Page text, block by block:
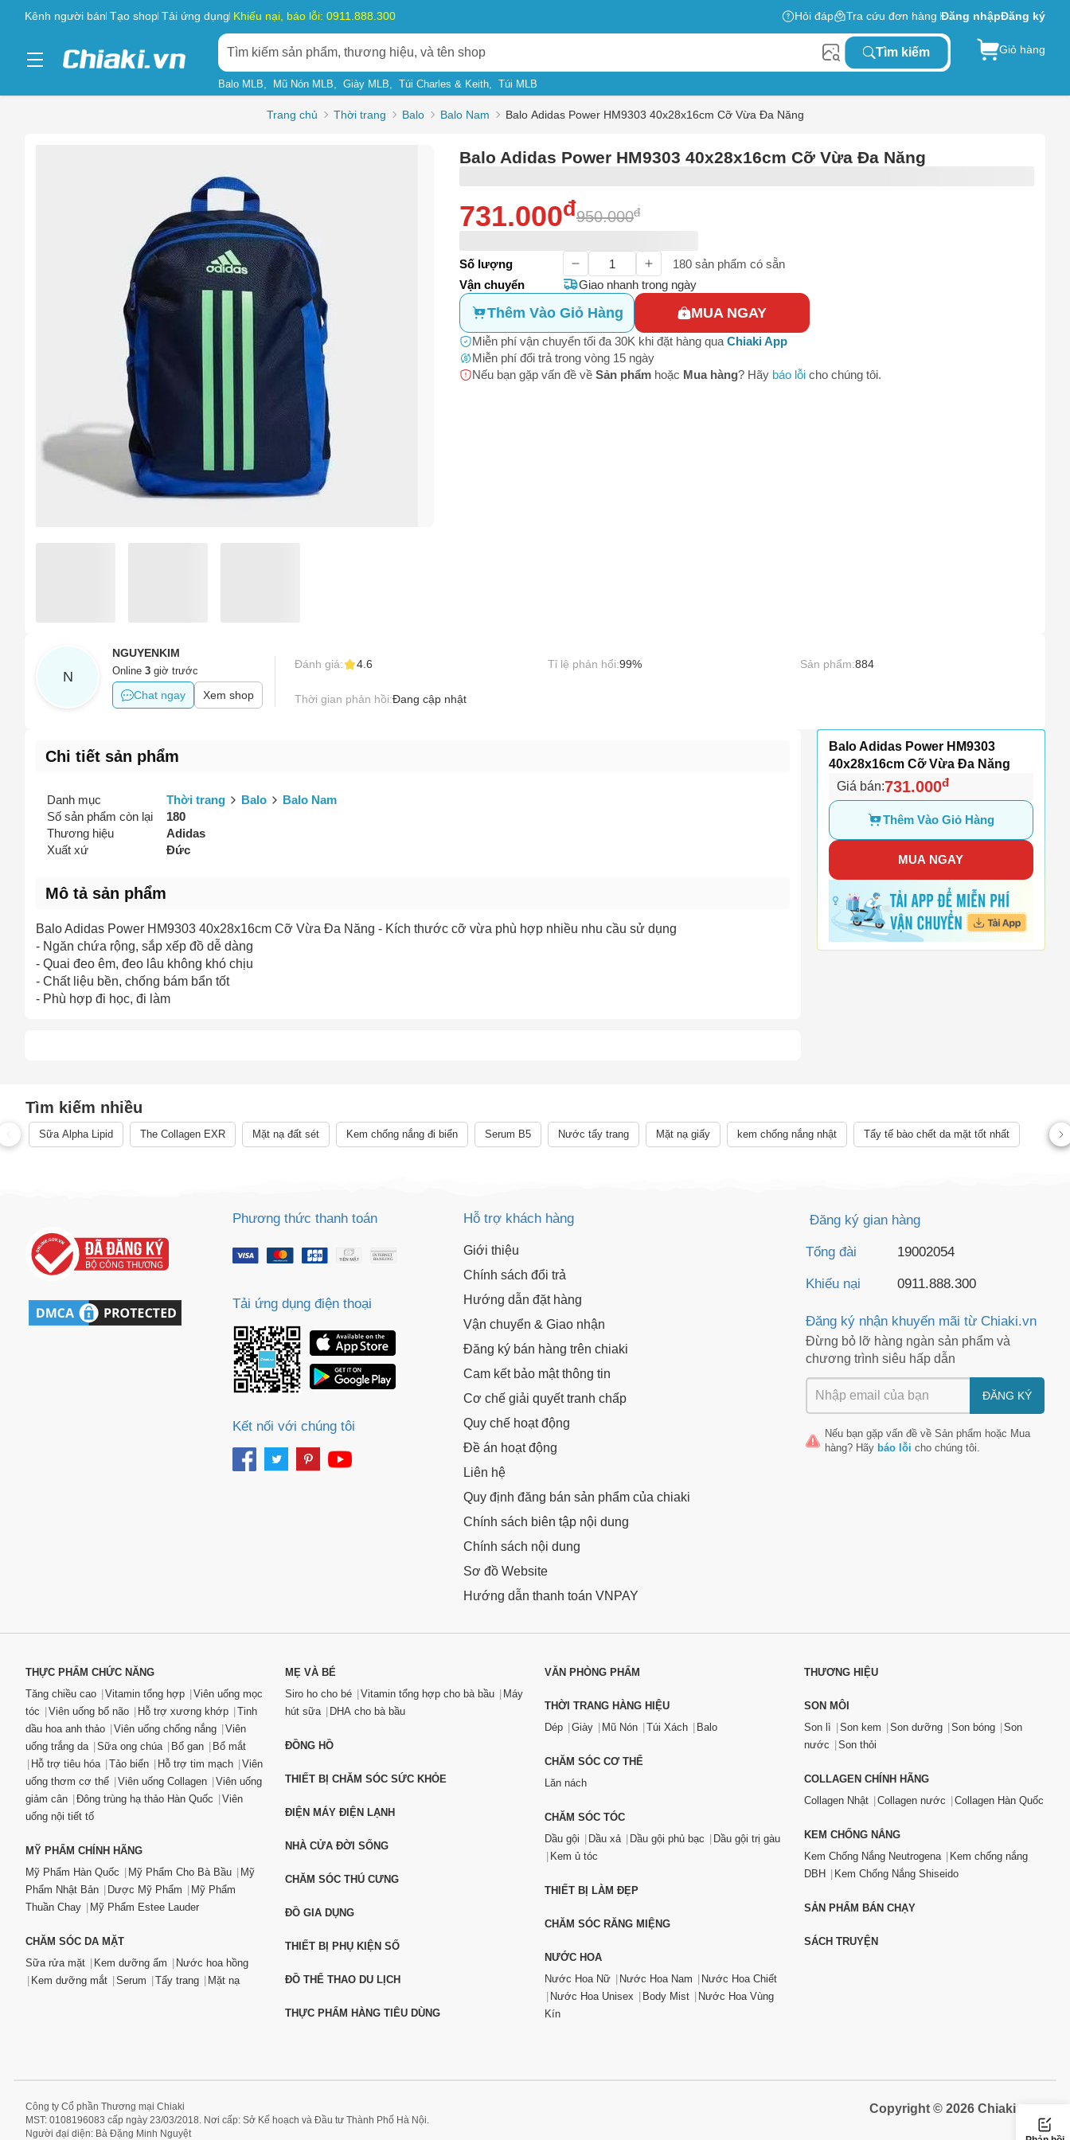
Kênh người bán Tạo shop Tải ứng dụng Khiếu nại, báo lỗi: 0911.888.300 Hỏi đáp Tra cứu đơn hàng Đăng nhậpĐăng ký
Tìm kiếm
Balo MLB Mũ Nón MLB Giày MLB Túi Charles & Keith Túi MLB
Giỏ hàng
Trang chủ Thời trang Balo Balo Nam Balo Adidas Power HM9303 40x28x16cm Cỡ Vừa Đa Năng
Balo Adidas Power HM9303 40x28x16cm Cỡ Vừa Đa Năng
731.000đ950.000đ
Số lượng 180 sản phẩm có sẵn
Vận chuyển
Giao nhanh trong ngày
Thêm Vào Giỏ Hàng MUA NGAY
Miễn phí vận chuyển tối đa 30K khi đặt hàng qua Chiaki App
Miễn phí đổi trả trong vòng 15 ngày
Nếu bạn gặp vấn đề về Sản phẩm hoặc Mua hàng? Hãy báo lỗi cho chúng tôi.
N
NGUYENKIM
Online 3 giờ trước
Chat ngay Xem shop
Đánh giá: 4.6 Tỉ lệ phản hổi:99% Sản phẩm:884
Thời gian phản hồi:Đang cập nhật
Chi tiết sản phẩm
Danh mục Thời trang Balo
Balo Nam
Số sản phẩm còn lại
180
Thương hiệu
Adidas
Xuất xứ
Đức
Mô tả sản phẩm
Balo Adidas Power HM9303 40x28x16cm Cỡ Vừa Đa Năng - Kích thước cỡ vừa phù hợp nhiều nhu cầu sử dụng
- Ngăn chứa rộng, sắp xếp đồ dễ dàng
- Quai đeo êm, đeo lâu không khó chịu
- Chất liệu bền, chống bám bẩn tốt
- Phù hợp đi học, đi làm
Balo Adidas Power HM9303
40x28x16cm Cỡ Vừa Đa Năng
Giá bán:731.000đ
Thêm Vào Giỏ Hàng
MUA NGAY
Chọn lý do
Sản phẩm có dấu hiệu lừa đảo
Hàng giả, hàng nhái
Sản phẩm không rõ nguồn gốc, xuất xứ
Hình ảnh sản phẩm không rõ ràng
Sản phẩm có hình ảnh, nội dung phản cảm hoặc có thể gây phản cảm
Tên sản phẩm (Name) không phù hợp với hình ảnh sản phẩm
Sản phẩm có dấu hiệu tăng đơn ảo
Tìm kiếm nhiều
Sữa Alpha Lipid The Collagen EXR Mặt nạ đất sét Kem chống nắng đi biển Serum B5 Nước tẩy trang Mặt nạ giấy kem chống nắng nhật Tẩy tế bào chết da mặt tốt nhất
Phương thức thanh toán
Tải ứng dụng điện thoại
Kết nối với chúng tôi
Hỗ trợ khách hàng
Giới thiệu
Chính sách đổi trả
Hướng dẫn đặt hàng
Vận chuyển & Giao nhận
Đăng ký bán hàng trên chiaki
Cam kết bảo mật thông tin
Cơ chế giải quyết tranh chấp
Quy chế hoạt động
Đề án hoạt động
Liên hệ
Quy định đăng bán sản phẩm của chiaki
Chính sách biên tập nội dung
Chính sách nội dung
Sơ đồ Website
Hướng dẫn thanh toán VNPAY
Đăng ký gian hàng
Tổng đài 19002054
Khiếu nại 0911.888.300
Đăng ký nhận khuyến mãi từ Chiaki.vn
Đừng bỏ lỡ hàng ngàn sản phẩm và
chương trình siêu hấp dẫn
ĐĂNG KÝ
Nếu bạn gặp vấn đề về Sản phẩm hoặc Mua
hàng? Hãy báo lỗi cho chúng tôi.
Bạn gặp vấn đề vềSản phẩmhayMua hàng?
Hãy báo lỗi cho chúng tôi. Hoặc gọi cho chúng tôi qua số0911.888.300
Tên của bạn
Số điện thoại
Email
THỰC PHẨM CHỨC NĂNG
Tăng chiều cao
Vitamin tổng hợp
Viên uống mọc
tóc
Viên uống bổ não Hỗ trợ xương khớp
Tinh
dầu hoa anh thảo
Viên uống chống nắng
Viên
uống trắng da
Sữa ong chúa Bổ gan
Bổ mắt
Hỗ trợ tiêu hóa
Tảo biển Hỗ trợ tim mạch
Viên
uống thơm cơ thể
Viên uống Collagen
Viên uống
giảm cân
Đông trùng hạ thảo Hàn Quốc
Viên
uống nội tiết tố
MỸ PHẨM CHÍNH HÃNG
Mỹ Phẩm Hàn Quốc
Mỹ Phẩm Cho Bà Bầu
Mỹ
Phẩm Nhật Bản
Dược Mỹ Phẩm
Mỹ Phẩm
Thuần Chay
Mỹ Phẩm Estee Lauder
CHĂM SÓC DA MẶT
Sữa rửa mặt
Kem dưỡng ẩm
Nước hoa hồng
Kem dưỡng mắt
Serum Tẩy trang Mặt nạ
MẸ VÀ BÉ
Siro ho cho bé
Vitamin tổng hợp cho bà bầu
Máy
hút sữa
DHA cho bà bầu
ĐỒNG HỒ
THIẾT BỊ CHĂM SÓC SỨC KHỎE
ĐIỆN MÁY ĐIỆN LẠNH
NHÀ CỬA ĐỜI SỐNG
CHĂM SÓC THÚ CƯNG
ĐỒ GIA DỤNG
THIẾT BỊ PHỤ KIỆN SỐ
ĐỒ THỂ THAO DU LỊCH
THỰC PHẨM HÀNG TIÊU DÙNG
VĂN PHÒNG PHẨM
THỜI TRANG HÀNG HIỆU
Dép
Giày Mũ Nón Túi Xách Balo
CHĂM SÓC CƠ THỂ
Lăn nách
CHĂM SÓC TÓC
Dầu gội
Dầu xả Dầu gội phủ bạc
Dầu gội trị gàu
Kem ủ tóc
THIẾT BỊ LÀM ĐẸP
CHĂM SÓC RĂNG MIỆNG
NƯỚC HOA
Nước Hoa Nữ
Nước Hoa Nam
Nước Hoa Chiết
Nước Hoa Unisex
Body Mist
Nước Hoa Vùng
Kín
THƯƠNG HIỆU
SON MÔI
Son lì
Son kem Son dưỡng Son bóng
Son
nước
Son thỏi
COLLAGEN CHÍNH HÃNG
Collagen Nhật
Collagen nước Collagen Hàn Quốc
KEM CHỐNG NẮNG
Kem Chống Nắng Neutrogena
Kem chống nắng
DBH
Kem Chống Nắng Shiseido
SẢN PHẨM BÁN CHẠY
SÁCH TRUYỆN
Công ty Cổ phần Thương mại Chiaki
MST: 0108196083 cấp ngày 23/03/2018. Nơi cấp: Sở Kế hoạch và Đầu tư Thành Phố Hà Nội.
Người đại diện: Bà Đặng Minh Nguyệt
Copyright © 2026 Chiaki.vn
Sao chép mã giảm giá phía trên.
Truy cập trang thanh toán và sử dụng
LẤY MÃ NGAY